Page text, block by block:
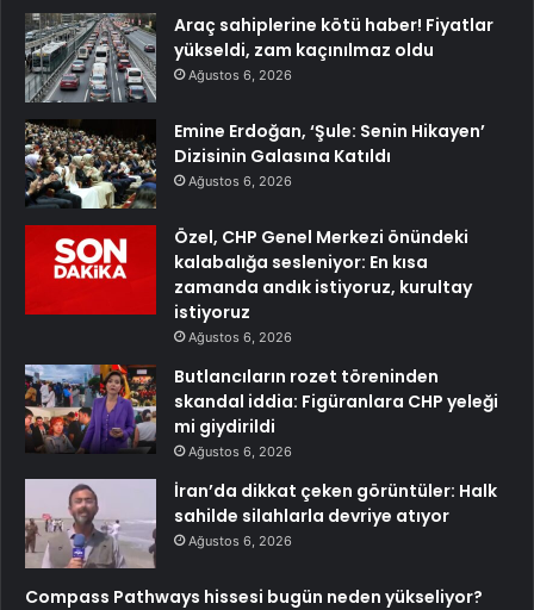
Araç sahiplerine kötü haber! Fiyatlar
yükseldi, zam kaçınılmaz oldu
Ağustos 6, 2026
Emine Erdoğan, ‘Şule: Senin Hikayen’
Dizisinin Galasına Katıldı
Ağustos 6, 2026
Özel, CHP Genel Merkezi önündeki
kalabalığa sesleniyor: En kısa
zamanda andık istiyoruz, kurultay
istiyoruz
Ağustos 6, 2026
Butlancıların rozet töreninden
skandal iddia: Figüranlara CHP yeleği
mi giydirildi
Ağustos 6, 2026
İran’da dikkat çeken görüntüler: Halk
sahilde silahlarla devriye atıyor
Ağustos 6, 2026
Compass Pathways hissesi bugün neden yükseliyor?